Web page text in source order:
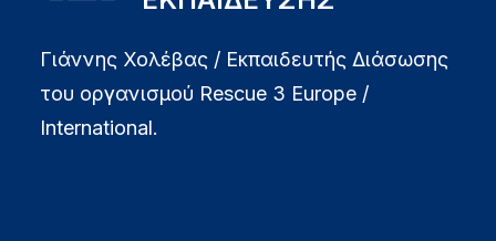
Γιάννης Χολέβας / Εκπαιδευτής Διάσωσης
του οργανισμού Rescue 3 Europe /
International.